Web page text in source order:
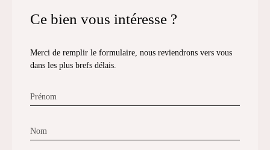
Ce bien vous intéresse ?
Merci de remplir le formulaire, nous reviendrons vers vous
dans les plus brefs délais.
Prénom
Nom